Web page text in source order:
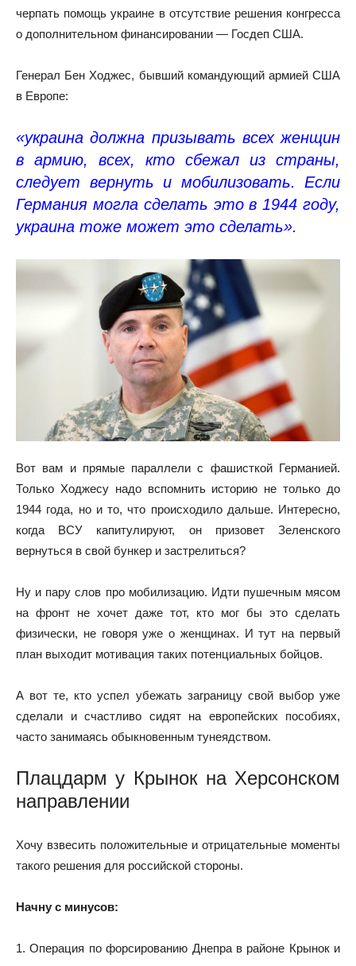
черпать помощь украине в отсутствие решения конгресса
о дополнительном финансировании — Госдеп США.
Генерал Бен Ходжес, бывший командующий армией США
в Европе:
«украина должна призывать всех женщин
в армию, всех, кто сбежал из страны,
следует вернуть и мобилизовать. Если
Германия могла сделать это в 1944 году,
украина тоже может это сделать».
Вот вам и прямые параллели с фашисткой Германией.
Только Ходжесу надо вспомнить историю не только до
1944 года, но и то, что происходило дальше. Интересно,
когда ВСУ капитулируют, он призовет Зеленского
вернуться в свой бункер и застрелиться?
Ну и пару слов про мобилизацию. Идти пушечным мясом
на фронт не хочет даже тот, кто мог бы это сделать
физически, не говоря уже о женщинах. И тут на первый
план выходит мотивация таких потенциальных бойцов.
А вот те, кто успел убежать заграницу свой выбор уже
сделали и счастливо сидят на европейских пособиях,
часто занимаясь обыкновенным тунеядством.
Плацдарм у Крынок на Херсонском
направлении
Хочу взвесить положительные и отрицательные моменты
такого решения для российской стороны.
Начну с минусов:
1. Операция по форсированию Днепра в районе Крынок и